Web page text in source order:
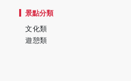
景點分類
文化類
遊憩類